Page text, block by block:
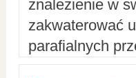
znalezienie w
zakwaterować
parafialnych